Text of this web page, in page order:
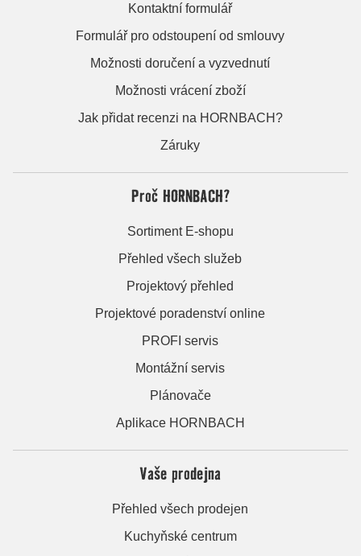
Kontaktní formulář
Formulář pro odstoupení od smlouvy
Možnosti doručení a vyzvednutí
Možnosti vrácení zboží
Jak přidat recenzi na HORNBACH?
Záruky
Proč HORNBACH?
Sortiment E-shopu
Přehled všech služeb
Projektový přehled
Projektové poradenství online
PROFI servis
Montážní servis
Plánovače
Aplikace HORNBACH
Vaše prodejna
Přehled všech prodejen
Kuchyňské centrum